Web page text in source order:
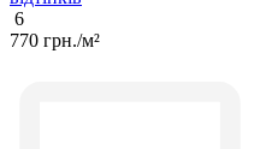
6
770 грн./м²